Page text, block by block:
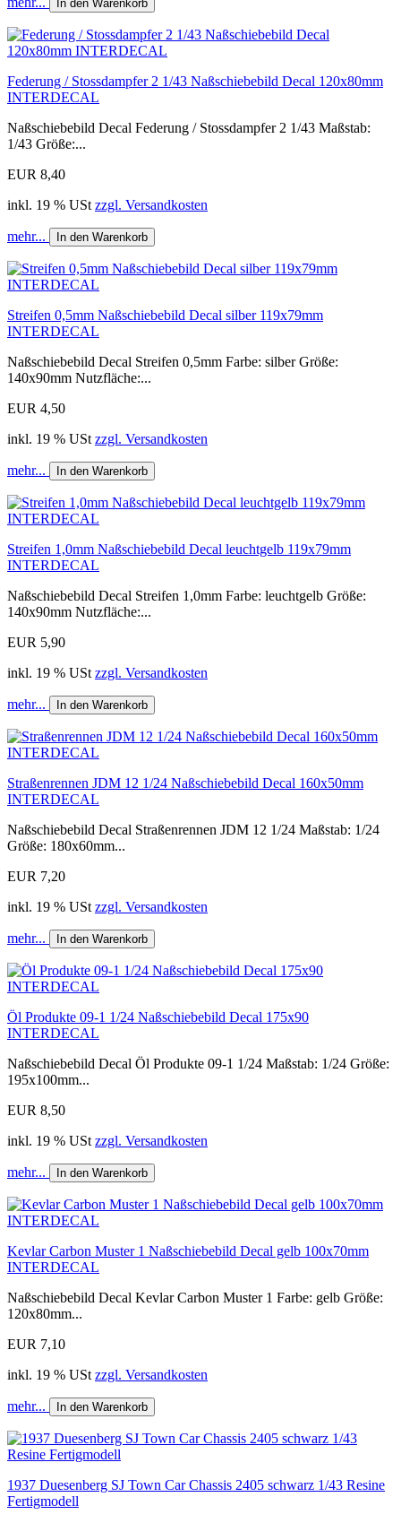
In den Warenkorb
Federung / Stossdampfer 2 1/43 Naßschiebebild Decal 120x80mm
INTERDECAL
Naßschiebebild Decal Federung / Stossdampfer 2 1/43 Maßstab:
1/43 Größe:...
EUR 8,40
inkl. 19 % USt zzgl. Versandkosten
mehr... In den Warenkorb
Streifen 0,5mm Naßschiebebild Decal silber 119x79mm
INTERDECAL
Naßschiebebild Decal Streifen 0,5mm Farbe: silber Größe:
140x90mm Nutzfläche:...
EUR 4,50
inkl. 19 % USt zzgl. Versandkosten
mehr... In den Warenkorb
Streifen 1,0mm Naßschiebebild Decal leuchtgelb 119x79mm
INTERDECAL
Naßschiebebild Decal Streifen 1,0mm Farbe: leuchtgelb Größe:
140x90mm Nutzfläche:...
EUR 5,90
inkl. 19 % USt zzgl. Versandkosten
mehr... In den Warenkorb
Straßenrennen JDM 12 1/24 Naßschiebebild Decal 160x50mm
INTERDECAL
Naßschiebebild Decal Straßenrennen JDM 12 1/24 Maßstab: 1/24
Größe: 180x60mm...
EUR 7,20
inkl. 19 % USt zzgl. Versandkosten
mehr... In den Warenkorb
Öl Produkte 09-1 1/24 Naßschiebebild Decal 175x90
INTERDECAL
Naßschiebebild Decal Öl Produkte 09-1 1/24 Maßstab: 1/24 Größe:
195x100mm...
EUR 8,50
inkl. 19 % USt zzgl. Versandkosten
mehr... In den Warenkorb
Kevlar Carbon Muster 1 Naßschiebebild Decal gelb 100x70mm
INTERDECAL
Naßschiebebild Decal Kevlar Carbon Muster 1 Farbe: gelb Größe:
120x80mm...
EUR 7,10
inkl. 19 % USt zzgl. Versandkosten
mehr... In den Warenkorb
1937 Duesenberg SJ Town Car Chassis 2405 schwarz 1/43 Resine
Fertigmodell